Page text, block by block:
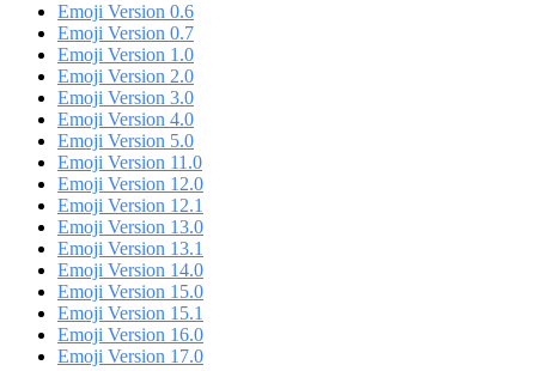
Emoji Version 0.6
Emoji Version 0.7
Emoji Version 1.0
Emoji Version 2.0
Emoji Version 3.0
Emoji Version 4.0
Emoji Version 5.0
Emoji Version 11.0
Emoji Version 12.0
Emoji Version 12.1
Emoji Version 13.0
Emoji Version 13.1
Emoji Version 14.0
Emoji Version 15.0
Emoji Version 15.1
Emoji Version 16.0
Emoji Version 17.0